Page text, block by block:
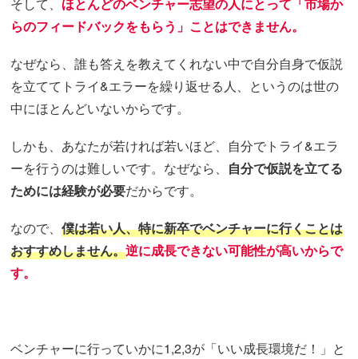
らのフィードバックをもらう」ことはできません。
なぜなら、誰も答えを教えてくれない中で自分自身で仮説
を立ててトライ&エラーを繰り返せる人、というのは世の
中にほとんどいないからです。
しかも、あなたが若ければ若いほど、自分でトライ&エラ
ーを行うのは難しいです。なぜなら、 自分で仮説を立てる
ためには経験が必要だからです。
なので、僕は若い人、特に新卒でベンチャーに行くことは
おすすめしません。逆に成長できない可能性が高いからで
す。
ベンチャーに行っていかに1,2,3が「いい成長環境だ！」と